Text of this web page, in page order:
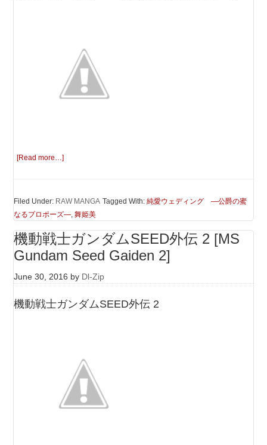
[Read more…]
Filed Under: RAW MANGA Tagged With:純愛ウェディング —公爵の蜜
なるプロポーズ—,舞姫美
機動戦士ガンダムSEED外伝 2 [MS
Gundam Seed Gaiden 2]
June 30, 2016 by Dl-Zip
機動戦士ガンダムSEED外伝 2